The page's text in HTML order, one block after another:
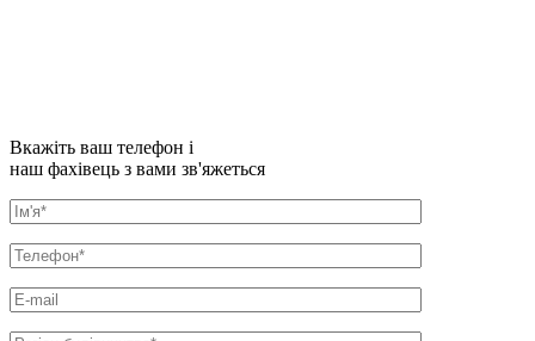
Вкажіть ваш телефон і
наш фахівець з вами зв'яжеться